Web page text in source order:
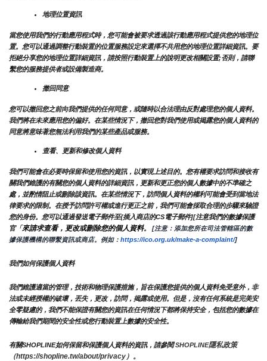
地理位置資訊
當您使用我們的行動應用程式時，您可能會被要求透過該行動應用程式提供您的地理位
置。您可以通過調整行動裝置的位置服務設定來選擇不共用您的地理位置詳細資訊。要
拒絕分享您的地理位置詳細資訊，請按照行動裝置上的說明更改相關設置;否則，請聯
繫您的服務提供者或設備製造商。
撤回同意
您可以撤回您之前向我們提供的任何同意，或隨時以合法理由反對處理您的個人資料。
我們將在未來應用您的偏好。在某些情況下，撤回您對我們使用或揭露您的個人資料的
同意將意味著您無法利用我們的某些產品或服務。
查看、更新和修改個人資料
我們可能會在必要時保留和使用您的資訊，以實現上述目的。您有權要求訪問和接收有
關我們維護的有關您的個人資料的詳細資訊，更新和更正您的個人數據中的不準確之
處，並酌情阻止或刪除該資訊。在某些情況下，訪問個人資料的權利可能會受到當地法
律要求的限制。在授予訪問許可權或進行更正之前，我們可能會採取合理的步驟來驗證
您的身份。您可以通過發送電子郵件至{插入商店的CS電子郵件][注意我們的數據保護
官「來請求查看，更改或刪除您的個人資料。
[注意：添加您所在司法管轄區的數
據保護機構的聯繫資訊或商店。例如： https://ico.org.uk/make-a-complaint/]
我們如何保護個人資料
我們維護適當的管理，技術和物理保護措施，旨在保護您提供的個人資料免受意外，非
法或未經授權的破壞，丟失，更改，訪問，揭露或使用。但是，沒有任何系統是完美安
全零疑慮的，我們不能保證有關您的資訊在任何情況下都將保持安全，包括您的數據在
傳輸給我們期間的安全性或您行動裝置上數據的安全性。
有關SHOPLINE如何保留和保護個人資料的資訊，請參閱 SHOPLINE隱私政策
（https://shopline.tw/about/privacy）。